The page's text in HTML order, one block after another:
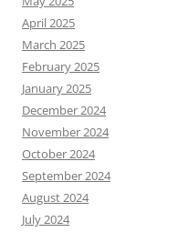
April 2025
March 2025
February 2025
January 2025
December 2024
November 2024
October 2024
September 2024
August 2024
July 2024